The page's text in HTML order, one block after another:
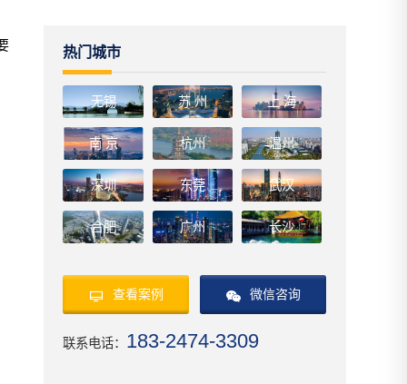
热门城市
无锡 苏 州 上 海
南 京 杭州 温州
深圳 东莞 武汉
合肥 广州 长沙
查看案例 微信咨询
联系电话： 183-2474-3309